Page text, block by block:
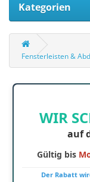
Kategorien
Fensterleisten &
WIR
auf
Gültig bis
Der Rabatt